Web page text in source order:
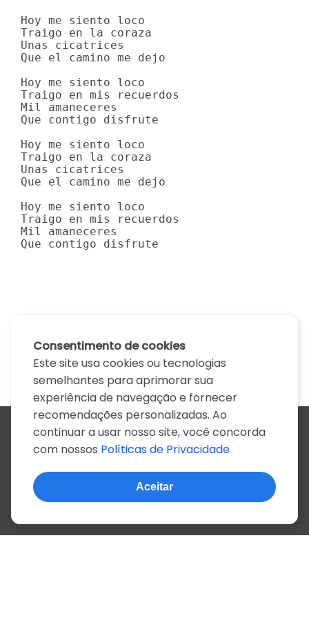
Hoy me siento loco
Traigo en la coraza
Unas cicatrices
Que el camino me dejo
Hoy me siento loco
Traigo en mis recuerdos
Mil amaneceres
Que contigo disfrute
Hoy me siento loco
Traigo en la coraza
Unas cicatrices
Que el camino me dejo
Hoy me siento loco
Traigo en mis recuerdos
Mil amaneceres
Que contigo disfrute
Todos os artistas
A
B C D E F G H I J
N
O P Q R S T U V W X
Z
0-9
© 2022, mais de 2 milhões de cifras e letras
Consentimento de cookies
Este site usa cookies ou tecnologias
semelhantes para aprimorar sua
experiência de navegação e fornecer
recomendações personalizadas. Ao
continuar a usar nosso site, você concorda
com nossos Políticas de Privacidade
Aceitar